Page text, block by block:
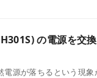
の電源を交
源が落ちるという現象